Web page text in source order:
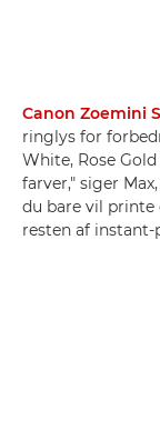
Canon Zoemini
ringlys for
White, Rose
farver," siger
du bare vil printe
resten af